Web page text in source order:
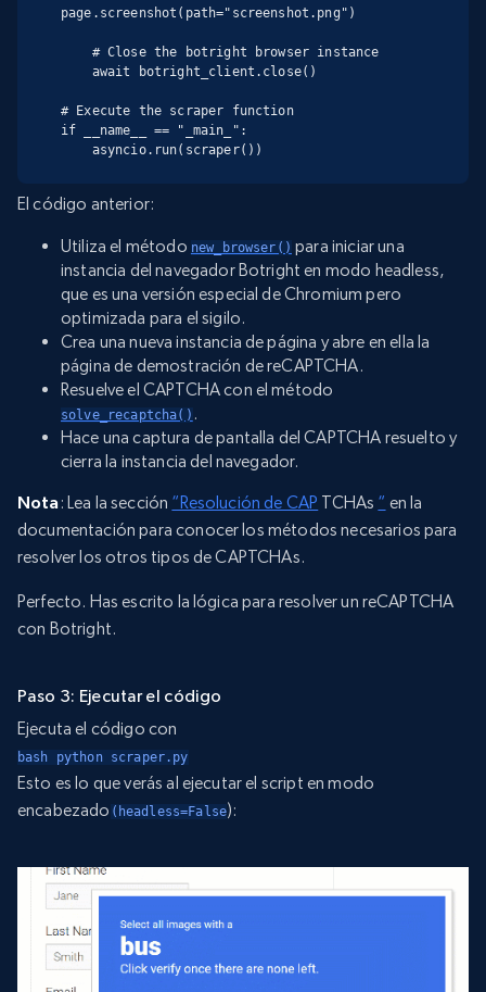
page.screenshot(path="screenshot.png")
# Execute the scraper function
if __name__ == "_main_":
    asyncio.run(scraper())
El código anterior:
Utiliza el método new_browser() para iniciar una
instancia del navegador Botright en modo headless,
que es una versión especial de Chromium pero
optimizada para el sigilo.
Crea una nueva instancia de página y abre en ella la
página de demostración de reCAPTCHA.
Resuelve el CAPTCHA con el método
solve_recaptcha() .
Hace una captura de pantalla del CAPTCHA resuelto y
cierra la instancia del navegador.
Nota: Lea la sección “Resolución de CAP TCHAs “ en la
documentación para conocer los métodos necesarios para
resolver los otros tipos de CAPTCHAs.
Perfecto. Has escrito la lógica para resolver un reCAPTCHA
con Botright.
Paso 3: Ejecutar el código
Ejecuta el código con
bash python scraper.py
Esto es lo que verás al ejecutar el script en modo
encabezado (headless=False):